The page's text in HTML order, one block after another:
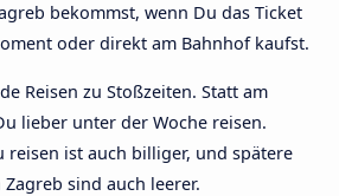
bekommst, wenn Du das Ticket
oder direkt am Bahnhof kaufst.
Reisen zu Stoßzeiten. Statt am
lieber unter der Woche reisen.
reisen ist auch billiger, und spätere
sind auch leerer.